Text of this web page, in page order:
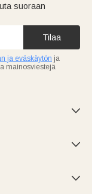
suoraan
Tilaa
ja eväskäytön ja
mainosviestejä


